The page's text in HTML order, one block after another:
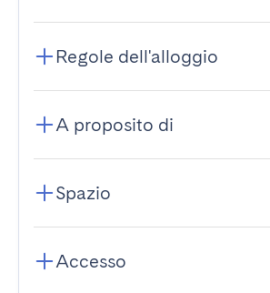
Regole dell'alloggio
A proposito di
Spazio
Accesso